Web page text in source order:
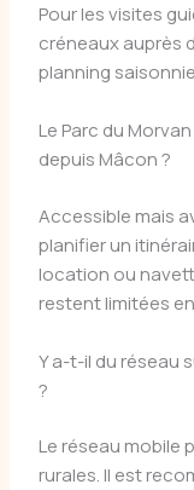
Pour les visites
créneaux auprès
planning
Le Parc du
depuis Mâcon ?
Accessible mais
planifier un
location ou
restent limitées
Y a-t-il du réseau
?
Le réseau mobile
rurales. Il est